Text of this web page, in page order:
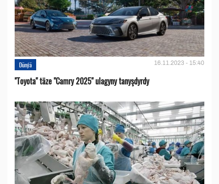
Dünýä 16.11.2023 - 15:40
''Toyota" täze "Camry 2025" ulagyny tanyşdyrdy